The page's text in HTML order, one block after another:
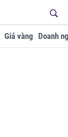
Giá vàng Doanh